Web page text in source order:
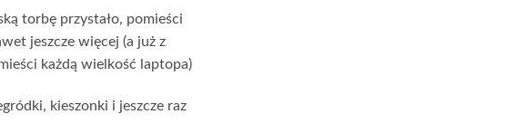
torbę przystało, pomieści
jeszcze więcej (a już z
każdą wielkość laptopa)
kieszonki i jeszcze raz